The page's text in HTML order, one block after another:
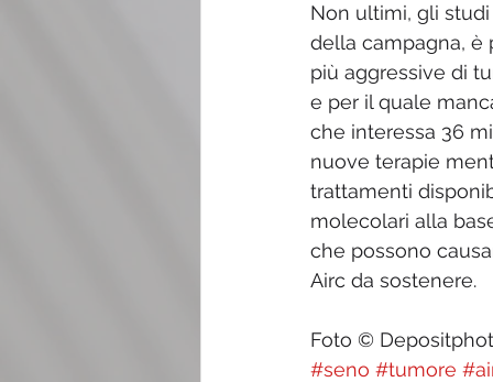
Non ultimi, gli
della campagna, è
più aggressive di
e per il quale
che interessa 36
nuove terapie
trattamenti
molecolari alla
che possono
Airc da sostenere.
Foto ©
#seno #tumore